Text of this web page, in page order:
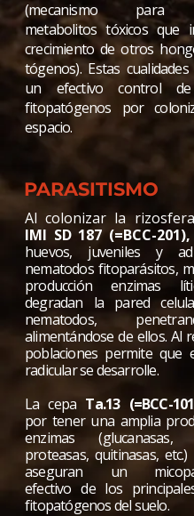
(mecanismo para
metabolitos tóxicos que
crecimiento de otros
tógenos). Estas
un efectivo control
fitopatógenos por
espacio.
PARASITISMO
Al colonizar la
IMI SD 187 (=BCC-201),
huevos, juveniles y
nematodos fitoparásitos,
producción enzimas
degradan la pared
nematodos,
alimentándose de ellos. Al
poblaciones permite que
radicular se desarrolle.
La cepa Ta.13 (=BCC-
por tener una amplia
enzimas (glucanasas,
proteasas, quitinasas, etc.)
aseguran un
efectivo de los
fitopatógenos del suelo.